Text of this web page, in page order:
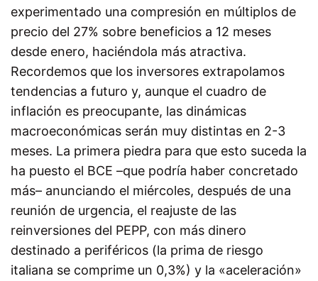
experimentado una compresión en múltiplos de
precio del 27% sobre beneficios a 12 meses
desde enero, haciéndola más atractiva.
Recordemos que los inversores extrapolamos
tendencias a futuro y, aunque el cuadro de
inflación es preocupante, las dinámicas
macroeconómicas serán muy distintas en 2-3
meses. La primera piedra para que esto suceda la
ha puesto el BCE –que podría haber concretado
más– anunciando el miércoles, después de una
reunión de urgencia, el reajuste de las
reinversiones del PEPP, con más dinero
destinado a periféricos (la prima de riesgo
italiana se comprime un 0,3%) y la «aceleración»